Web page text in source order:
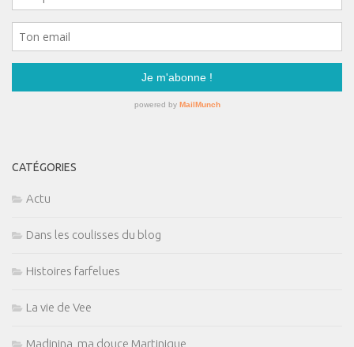
CATÉGORIES
Actu
Dans les coulisses du blog
Histoires farfelues
La vie de Vee
Madinina, ma douce Martinique